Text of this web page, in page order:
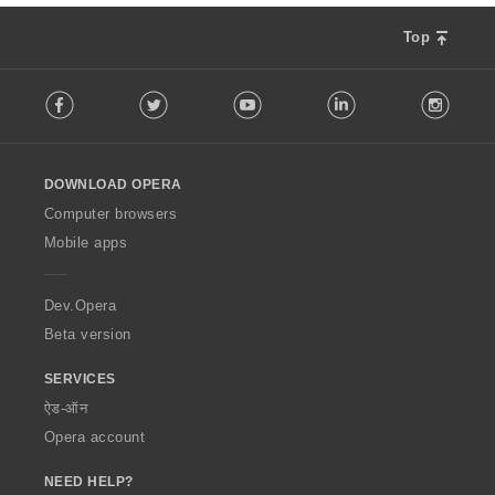
Top
o
w
O
p
a
Facebook Twitter Youtube LinkedIn
DOWNLOAD OPERA
Computer browsers
Mobile apps
Dev.Opera
Beta version
SERVICES
ऐड-ऑन
Opera account
NEED HELP?